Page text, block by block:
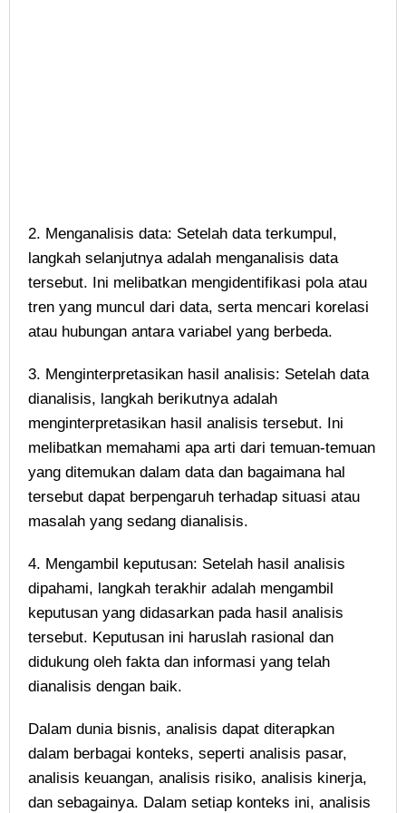
2. Menganalisis data: Setelah data terkumpul,
langkah selanjutnya adalah menganalisis data
tersebut. Ini melibatkan mengidentifikasi pola atau
tren yang muncul dari data, serta mencari korelasi
atau hubungan antara variabel yang berbeda.
3. Menginterpretasikan hasil analisis: Setelah data
dianalisis, langkah berikutnya adalah
menginterpretasikan hasil analisis tersebut. Ini
melibatkan memahami apa arti dari temuan-temuan
yang ditemukan dalam data dan bagaimana hal
tersebut dapat berpengaruh terhadap situasi atau
masalah yang sedang dianalisis.
4. Mengambil keputusan: Setelah hasil analisis
dipahami, langkah terakhir adalah mengambil
keputusan yang didasarkan pada hasil analisis
tersebut. Keputusan ini haruslah rasional dan
didukung oleh fakta dan informasi yang telah
dianalisis dengan baik.
Dalam dunia bisnis, analisis dapat diterapkan
dalam berbagai konteks, seperti analisis pasar,
analisis keuangan, analisis risiko, analisis kinerja,
dan sebagainya. Dalam setiap konteks ini, analisis